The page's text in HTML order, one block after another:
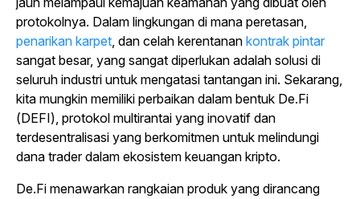
protokolnya. Dalam lingkungan di mana peretasan,
penarikan karpet, dan celah kerentanan kontrak pintar
sangat besar, yang sangat diperlukan adalah solusi di
seluruh industri untuk mengatasi tantangan ini. Sekarang,
kita mungkin memiliki perbaikan dalam bentuk De.Fi
(DEFI), protokol multirantai yang inovatif dan
terdesentralisasi yang berkomitmen untuk melindungi
dana trader dalam ekosistem keuangan kripto.
De.Fi menawarkan rangkaian produk yang dirancang